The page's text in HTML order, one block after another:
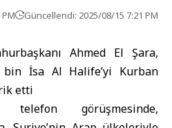
Güncellendi: 2025/08/15 7:21 PM
Ahmed El Şara,
bin İsa Al Halife’yi Kurban
etti
görüşmesinde,